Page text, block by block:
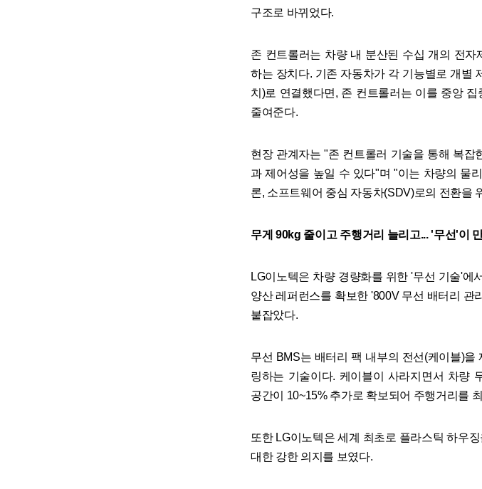
구조로 바뀌었다.
존 컨트롤러는 차량 내 분산된 수십 개의 전자
하는 장치다. 기존 자동차가 각 기능별로 개별
치)로 연결했다면, 존 컨트롤러는 이를 중앙
줄여준다.
현장 관계자는 "존 컨트롤러 기술을 통해 복잡
과 제어성을 높일 수 있다"며 "이는 차량의 물
론, 소프트웨어 중심 자동차(SDV)로의 전환을
무게 90kg 줄이고 주행거리 늘리고... '무선'이
LG이노텍은 차량 경량화를 위한 '무선 기술'에
양산 레퍼런스를 확보한 '800V 무선 배터리 관
붙잡았다.
무선 BMS는 배터리 팩 내부의 전선(케이블)
링하는 기술이다. 케이블이 사라지면서 차량
공간이 10~15% 추가로 확보되어 주행거리를
또한 LG이노텍은 세계 최초로 플라스틱 하우
대한 강한 의지를 보였다.